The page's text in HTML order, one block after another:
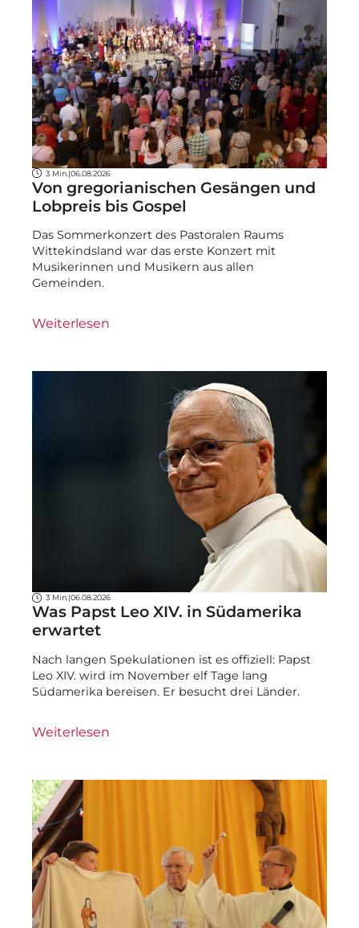
3 Min. |06.08.2026
Von gregorianischen Gesängen und
Lobpreis bis Gospel
Das Sommerkonzert des Pastoralen Raums
Wittekindsland war das erste Konzert mit
Musikerinnen und Musikern aus allen
Gemeinden.
Weiterlesen
3 Min.| 06.08.2026
Was Papst Leo XIV. in Südamerika
erwartet
Nach langen Spekulationen ist es offiziell: Papst
Leo XIV. wird im November elf Tage lang
Südamerika bereisen. Er besucht drei Länder.
Weiterlesen